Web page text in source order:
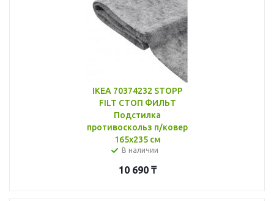
IKEA 70374232 STOPP
FILT СТОП ФИЛЬТ
Подстилка
противоскольз п/ковер
165x235 см
В наличии
10 690₸